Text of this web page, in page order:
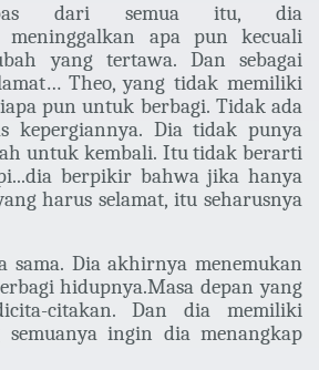
dari semua itu, dia
meninggalkan apa pun kecuali
yang tertawa. Dan sebagai
Theo, yang tidak memiliki
pun untuk berbagi. Tidak ada
kepergiannya. Dia tidak punya
untuk kembali. Itu tidak berarti
berpikir bahwa jika hanya
harus selamat, itu seharusnya
sama. Dia akhirnya menemukan
hidupnya.Masa depan yang
citakan. Dan dia memiliki
ingin dia menangkap